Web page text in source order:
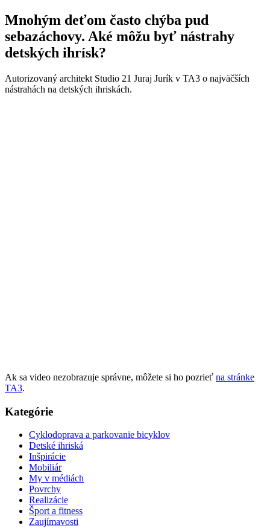
Mnohým deťom často chýba pud
sebazáchovy. Aké môžu byť nástrahy
detských ihrísk?
Autorizovaný architekt Studio 21 Juraj Jurík v TA3 o najväčších
nástrahách na detských ihriskách.
Ak sa video nezobrazuje správne, môžete si ho pozrieť na stránke
TA3.
Kategórie
Cyklodoprava a parkovanie bicyklov
Detské ihriská
Inšpirácie
Mobiliár
My v médiách
Povrchy
Realizácie
Šport a fitness
Zaujímavosti